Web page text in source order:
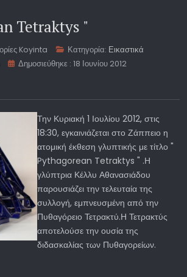
Tetraktys "
Koyinta Κατηγορία: Εικαστικά
Δημοσιεύθηκε : 18 Ιουνίου 2012
Την Κυριακή 1 Ιουλίου 2012, στις
18:30, εγκαινιάζεται στο Ζάππειο η
ατομική έκθεση γλυπτικής με τίτλο "
Pythagorean Tetraktys " .Η
γλύπτρια Κέλλυ Αθανασιάδου
παρουσιάζει την τελευταία της
συλλογή, εμπνευσμένη από την
Πυθαγόρειο Τετρακτύ.Η Τετρακτύς
αποτελούσε την ουσία της
διδασκαλίας των Πυθαγορείων.